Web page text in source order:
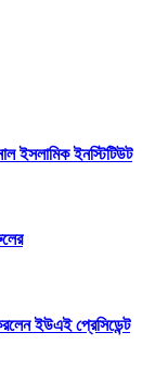
ইসলামিক ইনস্টিটিউট
ইউএই প্রেসিডেন্ট